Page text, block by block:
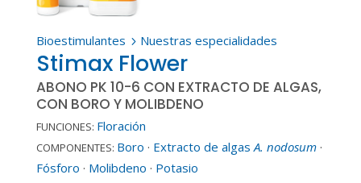
Bioestimulantes 5 Nuestras especialidades
Stimax Flower
ABONO PK 10-6 CON EXTRACTO DE ALGAS,
CON BORO Y MOLIBDENO
FUNCIONES: Floración
COMPONENTES: Boro · Extracto de algasA. nodosum·
Fósforo · Molibdeno · Potasio